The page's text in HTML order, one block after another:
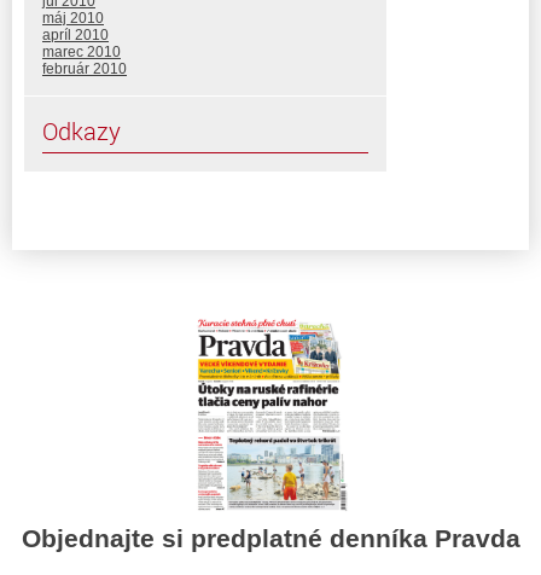
máj 2010
apríl 2010
marec 2010
február 2010
Odkazy
Objednajte si predplatné denníka Pravda